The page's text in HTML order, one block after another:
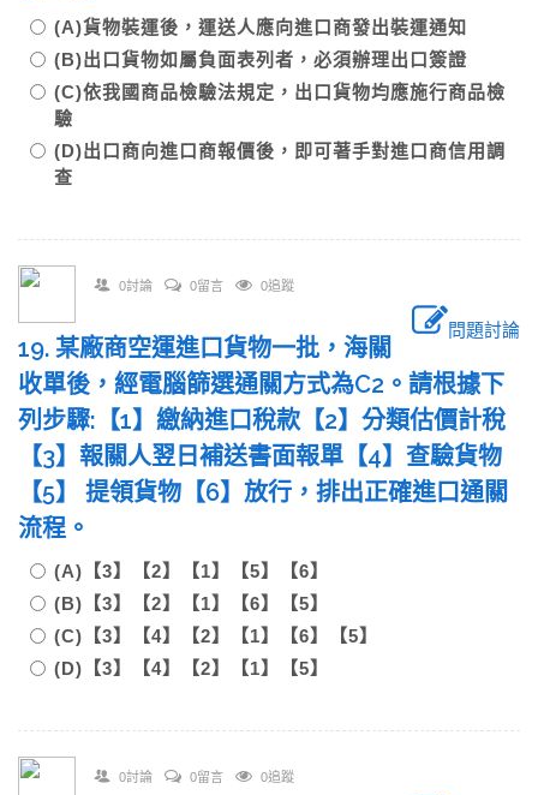
(A)貨物裝運後，運送人應向進口商發出裝運通知
(B)出口貨物如屬負面表列者，必須辦理出口簽證
(C)依我國商品檢驗法規定，出口貨物均應施行商品檢
驗
(D)出口商向進口商報價後，即可著手對進口商信用調
查
0討論 0留言 0追蹤
問題討論
19. 某廠商空運進口貨物一批，海關
收單後，經電腦篩選通關方式為C2。請根據下
列步驟:【1】繳納進口稅款【2】分類估價計稅
【3】報關人翌日補送書面報單【4】查驗貨物
【5】 提領貨物【6】放行，排出正確進口通關
流程。
(A)【3】【2】【1】【5】【6】
(B)【3】【2】【1】【6】【5】
(C)【3】【4】【2】【1】【6】【5】
(D)【3】【4】【2】【1】【5】
0討論 0留言 0追蹤